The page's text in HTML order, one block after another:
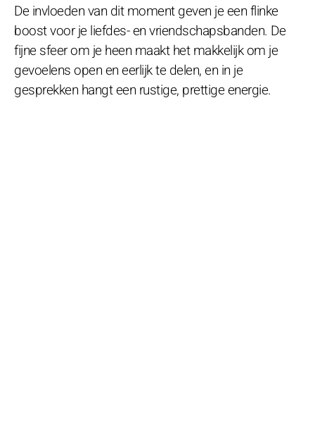
De invloeden van dit moment geven je een flinke
boost voor je liefdes- en vriendschapsbanden. De
fijne sfeer om je heen maakt het makkelijk om je
gevoelens open en eerlijk te delen, en in je
gesprekken hangt een rustige, prettige energie.